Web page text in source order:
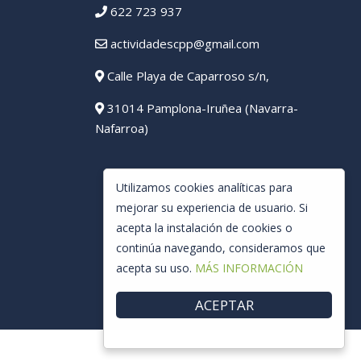
ACEPTAR
Utilizamos cookies analíticas para
mejorar su experiencia de usuario. Si
acepta la instalación de cookies o
continúa navegando, consideramos que
acepta su uso. MÁS INFORMACIÓN
622 723 937
actividadescpp@gmail.com
Calle Playa de Caparroso s/n,
31014 Pamplona-Iruñea (Navarra-
Nafarroa)